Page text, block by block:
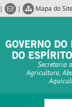
| | Mapa do Site
Secretaria
Agricultura,